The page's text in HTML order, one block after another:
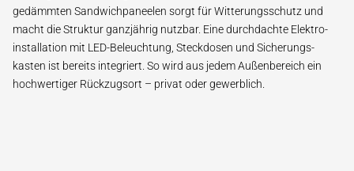
gedämmten Sandwich­paneelen sorgt für Witterungs­schutz und
macht die Struktur ganzjährig nutzbar. Eine durch­dachte Elektro­
installation mit LED-Beleuchtung, Steck­dosen und Sicherungs­
kasten ist bereits integriert. So wird aus jedem Außen­bereich ein
hoch­wertiger Rückzugs­ort – privat oder gewerblich.